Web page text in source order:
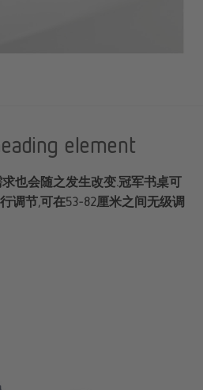
element
也会随之发生改变.冠军书桌可
调节,可在53-82厘米之间无级调